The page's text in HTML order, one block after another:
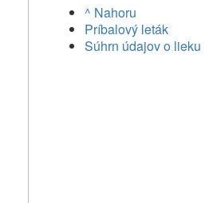
^ Nahoru
Príbalový leták
Súhrn údajov o lieku